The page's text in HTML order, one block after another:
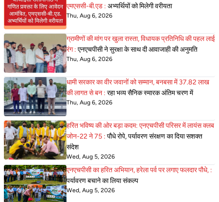
एमएससी-बी.एड : अभ्यर्थियों को मिलेगी वरीयता
Thu, Aug 6, 2026
ग्रामीणों की मांग पर खुला रास्ता, विधायक प्रतिनिधि की पहल लाई
रंग : एनएचपीसी ने सुरक्षा के साथ दी आवाजाही की अनुमति
Thu, Aug 6, 2026
धामी सरकार का वीर जवानों को सम्मान, बनबसा में 37.82 लाख
की लागत से बन : रहा भव्य सैनिक स्मारक अंतिम चरण में
Thu, Aug 6, 2026
हरित भविष्य की ओर बड़ा कदम: एनएचपीसी परिसर में लायंस क्लब
जोन-22 ने 75 : पौधे रोपे, पर्यावरण संरक्षण का दिया सशक्त
संदेश
Wed, Aug 5, 2026
एनएचपीसी का हरित अभियान, हरेला पर्व पर लगाए फलदार पौधे, :
पर्यावरण बचाने का लिया संकल्प
Wed, Aug 5, 2026